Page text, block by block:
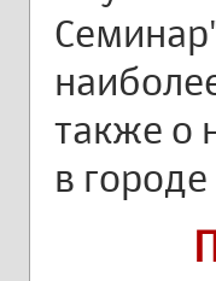
также о
в